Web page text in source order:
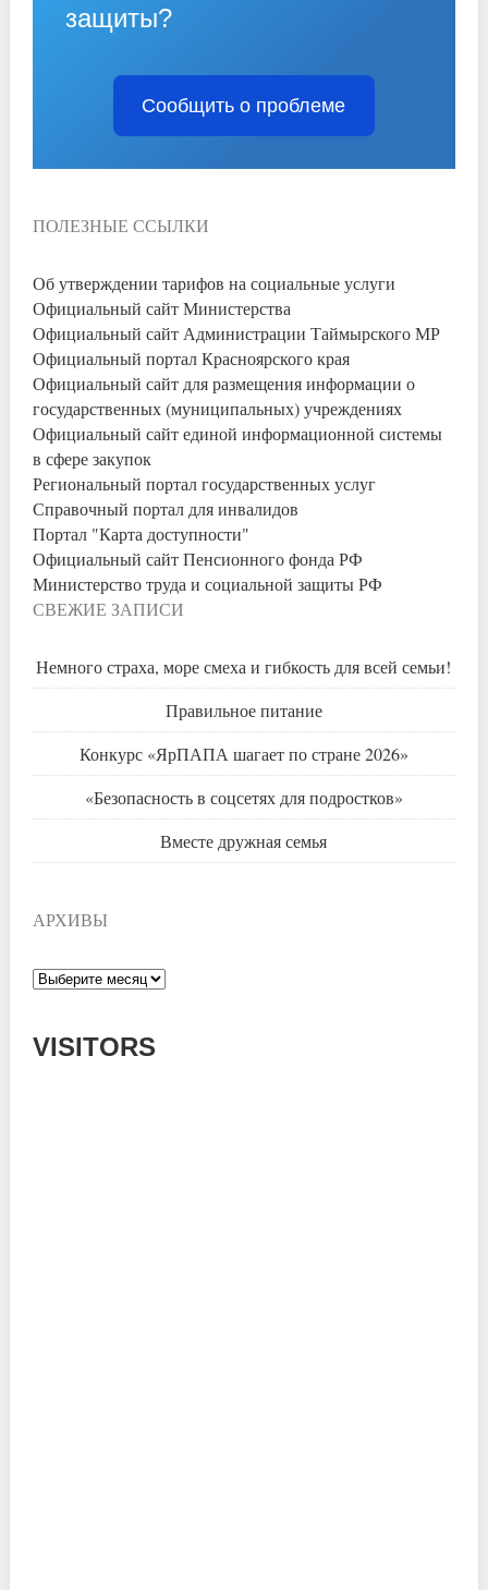
защиты?
Сообщить о проблеме
ПОЛЕЗНЫЕ ССЫЛКИ
Об утверждении тарифов на социальные услуги
Официальный сайт Министерства
Официальный сайт Администрации Таймырского МР
Официальный портал Красноярского края
Официальный сайт для размещения информации о
государственных (муниципальных) учреждениях
Официальный сайт единой информационной системы
в сфере закупок
Региональный портал государственных услуг
Справочный портал для инвалидов
Портал "Карта доступности"
Официальный сайт Пенсионного фонда РФ
Министерство труда и социальной защиты РФ
СВЕЖИЕ ЗАПИСИ
Немного страха, море смеха и гибкость для всей семьи!
Правильное питание
Конкурс «ЯрПАПА шагает по стране 2026»
«Безопасность в соцсетях для подростков»
Вместе дружная семья
АРХИВЫ
Архивы
VISITORS